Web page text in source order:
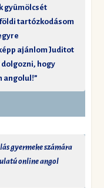
gyümölcsét
tartózkodásom
ajánlom Juditot
hogy
angolul!”
gyermeke számára
online angol